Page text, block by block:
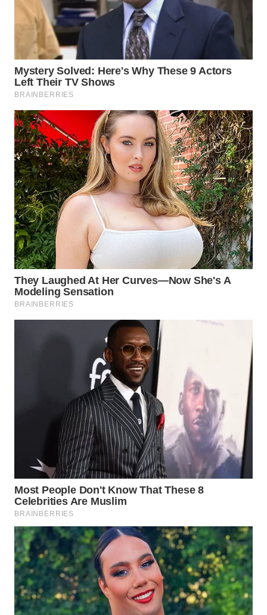
WN
PRIANGAN
TIMUR
WN
SEMARANG
WN
SOLO
WN
BOROBUDUR
WN
MADURA
WN
SURABAYA
WN
NATUNA
LIKUPANG
WN
LABUANBAJO
WN
BORNEO
Wahana
Media
Group
WAHANA